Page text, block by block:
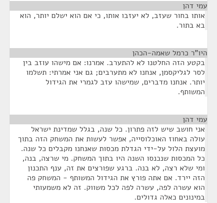
עמי דהן
אותו בחור שעזב, לא יעזבו אותו, כי אם הוא ישלם יותר, הוא
בא בתור.
היו"ר כרמל שאמה-הכהן
בקטע הזה החלטנו לא להתערב. אמרנו: אם מישהו עוזב בין
לסר לגליקסמן, אנחנו לא מתערבים; גם אני אמרתי: תשלמו
יותר. אנחנו מדברים, שמישהו עזב לגמרי את הגידול
המשותף.
עמי דהן
אני חושב שיש לזה פתרון. כל שנה, בגלל שמדינת ישראל
עולה באחוז האוכלוסייה, אפשר לעשות את המשחק הזה בתוך
מועצת הלול על-ידי הגדלת מכסות שאנחנו מקבלים כל שנה.
כל המכסות שנכנסו השנה היו בתוך המשחק. מי שרצה, בנה,
ומי שלא רצה, לא בנה. ברגע שפורצים את זה, ענף התכנון
הזה יירד. אם אתה פורץ את הגידול המשותף - המשחק פה
הוא עשרה לפה, עשרה לפה לכל משווק. זה לא משמעותי
במינונים כאלה גדולים.